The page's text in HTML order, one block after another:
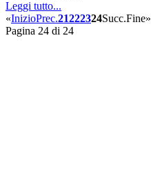
Leggi tutto...
«InizioPrec.21222324Succ.Fine»
Pagina 24 di 24